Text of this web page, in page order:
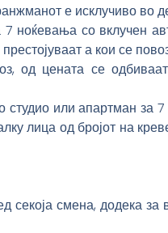
е исклучиво во
ноќевања со вклучен
а кои се
од цената се
или апартман за
лица од бројот на
секоја смена, додека